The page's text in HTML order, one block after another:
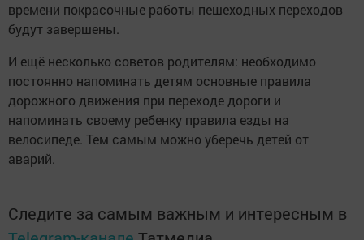
времени покрасочные работы пешеходных переходов
будут завершены.
И ещё несколько советов родителям: необходимо
постоянно напоминать детям основные правила
дорожного движения при переходе дороги и
напоминать своему ребенку правила езды на
велосипеде. Тем самым можно уберечь детей от
аварий.
Следите за самым важным и интересным в